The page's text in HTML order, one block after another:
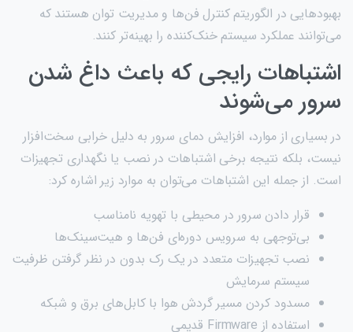
بهبودهایی در الگوریتم کنترل فن‌ها و مدیریت توان هستند که
می‌توانند عملکرد سیستم خنک‌کننده را بهینه‌تر کنند.
اشتباهات رایجی که باعث داغ شدن
سرور می‌شوند
در بسیاری از موارد، افزایش دمای سرور به دلیل خرابی سخت‌افزار
نیست، بلکه نتیجه برخی اشتباهات در نصب یا نگهداری تجهیزات
است. از جمله این اشتباهات می‌توان به موارد زیر اشاره کرد:
قرار دادن سرور در محیطی با تهویه نامناسب
بی‌توجهی به سرویس دوره‌ای فن‌ها و هیت‌سینک‌ها
نصب تجهیزات متعدد در یک رک بدون در نظر گرفتن ظرفیت
سیستم سرمایش
مسدود کردن مسیر گردش هوا با کابل‌های برق و شبکه
استفاده از Firmware قدیمی